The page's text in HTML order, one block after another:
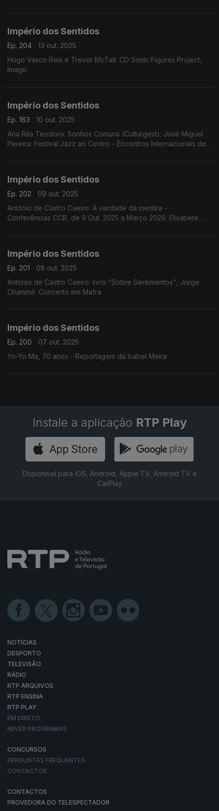
Império dos Sentidos
Ep. 204
13 out. 2025
Hugo Vasco Reis e Trevor McTait: CD Sonic Figures Project,
Imago
Império dos Sentidos
Ep. 163
10 out. 2025
Ana Rita Teodoro: Sonhos Comuns (Culturgest); José Miguel
Pereira: Festival Jazz ao Centro - Encontros Internacionais de
Império dos Sentidos
Ep. 202
09 out. 2025
António de Castro Caeiro: A verdade da mentira -
Conferências CCB, de 9 Out. 2025 a Março 2026; Elisabete
Império dos Sentidos
Ep. 201
08 out. 2025
António de Castro Caeiro: livro "Sobre Sentimentos"; Jorge
Chaminé: Concerto em Mafra
Império dos Sentidos
Ep. 200
07 out. 2025
Yo-Yo Ma, 70 anos - Reportagem da Isabel Meira
Instale a aplicação RTP Play
Disponível para iOS, Android, Apple TV, Android TV e
CarPlay
NOTÍCIAS
DESPORTO
TELEVISÃO
RÁDIO
RTP ARQUIVOS
RTP ENSINA
RTP PLAY
EM DIRETO
REVER PROGRAMAS
CONCURSOS
PERGUNTAS FREQUENTES
CONTACTOS
CONTACTOS
PROVEDORA DO TELESPECTADOR